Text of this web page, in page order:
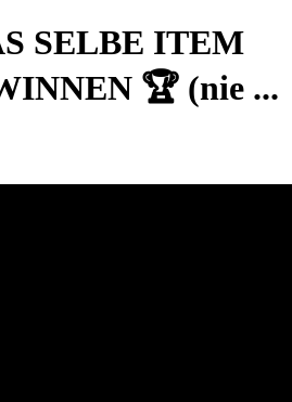
SELBE ITEM
🏆 (nie ...